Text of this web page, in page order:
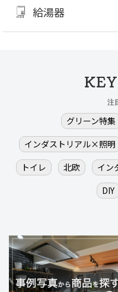
給湯器
注
グリーン特集
インダストリアル×照明
トイレ
北欧 イン
DIY